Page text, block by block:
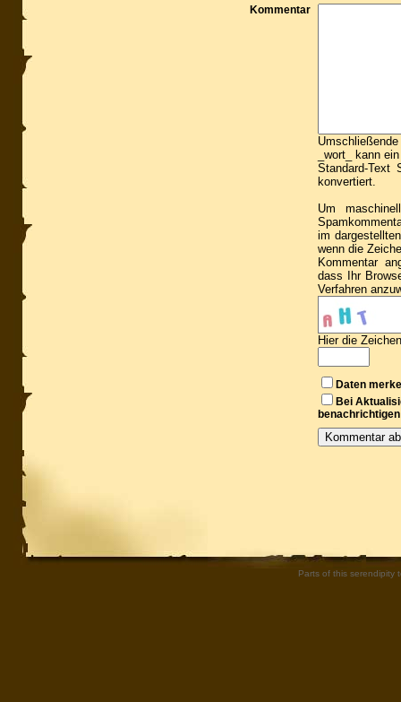
Kommentar
_wort_ kann
Standard-Text
konvertiert.
Um
im
wenn die
Kommentar
dass Ihr
Verfahren
Hier die
Daten
Bei
benachrichtigen
Parts of this serendipity